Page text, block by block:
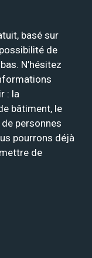
basé sur
de
N’hésitez
: la
bâtiment, le
personnes
pourrons déjà
de